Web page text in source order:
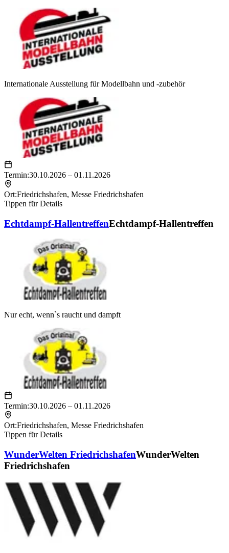
Internationale Ausstellung für Modellbahn und -zubehör
Termin:30.10.2026 – 01.11.2026
Ort:Friedrichshafen, Messe Friedrichshafen
Tippen für Details
Echtdampf-HallentreffenEchtdampf-Hallentreffen
Nur echt, wenn`s raucht und dampft
Termin:30.10.2026 – 01.11.2026
Ort:Friedrichshafen, Messe Friedrichshafen
Tippen für Details
WunderWelten FriedrichshafenWunderWelten
Friedrichshafen